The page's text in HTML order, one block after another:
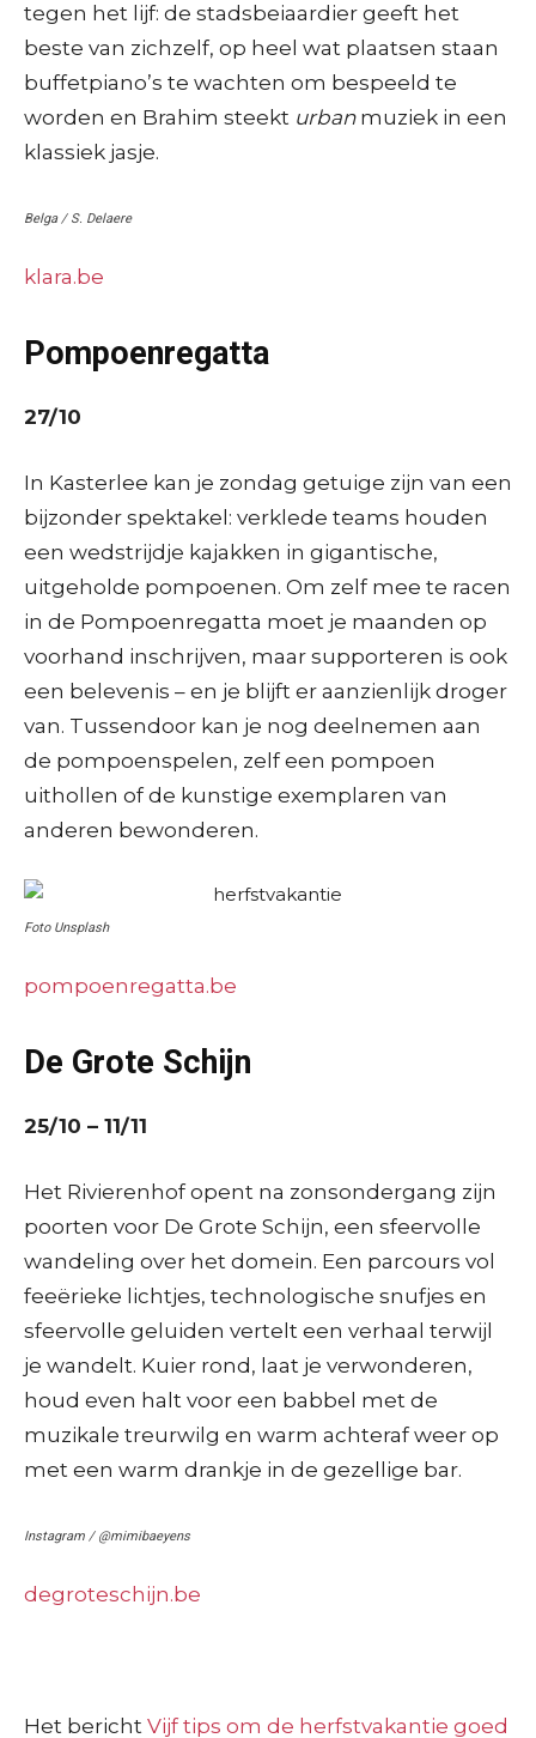
tegen het lijf: de stadsbeiaardier geeft het
beste van zichzelf, op heel wat plaatsen staan
buffetpiano’s te wachten om bespeeld te
worden en Brahim steekt urban muziek in een
klassiek jasje.
Belga / S. Delaere
klara.be
Pompoenregatta
27/10
In Kasterlee kan je zondag getuige zijn van een
bijzonder spektakel: verklede teams houden
een wedstrijdje kajakken in gigantische,
uitgeholde pompoenen. Om zelf mee te racen
in de Pompoenregatta moet je maanden op
voorhand inschrijven, maar supporteren is ook
een belevenis – en je blijft er aanzienlijk droger
van. Tussendoor kan je nog deelnemen aan
de pompoenspelen, zelf een pompoen
uithollen of de kunstige exemplaren van
anderen bewonderen.
Foto Unsplash
pompoenregatta.be
De Grote Schijn
25/10 – 11/11
Het Rivierenhof opent na zonsondergang zijn
poorten voor De Grote Schijn, een sfeervolle
wandeling over het domein. Een parcours vol
feeërieke lichtjes, technologische snufjes en
sfeervolle geluiden vertelt een verhaal terwijl
je wandelt. Kuier rond, laat je verwonderen,
houd even halt voor een babbel met de
muzikale treurwilg en warm achteraf weer op
met een warm drankje in de gezellige bar.
Instagram / @mimibaeyens
degroteschijn.be
Het bericht Vijf tips om de herfstvakantie goed